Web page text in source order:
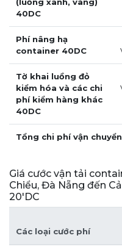
40DC
Phí nâng hạ
container 40DC
Tờ khai luồng đỏ
kiểm hóa và các chi
phí kiểm hàng khác
40DC
Tổng chi phí vận
Giá cước vận tải
Chiểu, Đà Nẵng đến
20'DC
Các loại cước phí